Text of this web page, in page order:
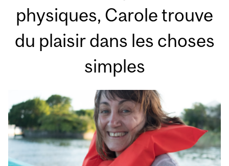
physiques, Carole trouve
du plaisir dans les choses
simples